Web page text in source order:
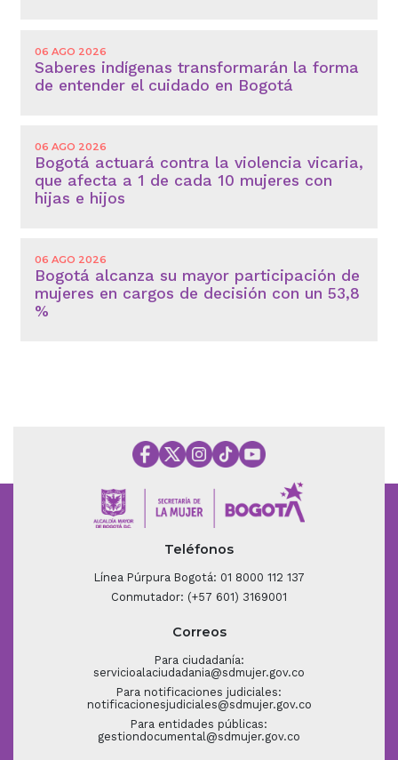
06 AGO 2026
Saberes indígenas transformarán la forma
de entender el cuidado en Bogotá
06 AGO 2026
Bogotá actuará contra la violencia vicaria,
que afecta a 1 de cada 10 mujeres con
hijas e hijos
06 AGO 2026
Bogotá alcanza su mayor participación de
mujeres en cargos de decisión con un 53,8
%
Teléfonos
Línea Púrpura Bogotá: 01 8000 112 137
Conmutador: (+57 601) 3169001
Correos
Para ciudadanía:
servicioalaciudadania@sdmujer.gov.co
Para notificaciones judiciales:
notificacionesjudiciales@sdmujer.gov.co
Para entidades públicas:
gestiondocumental@sdmujer.gov.co